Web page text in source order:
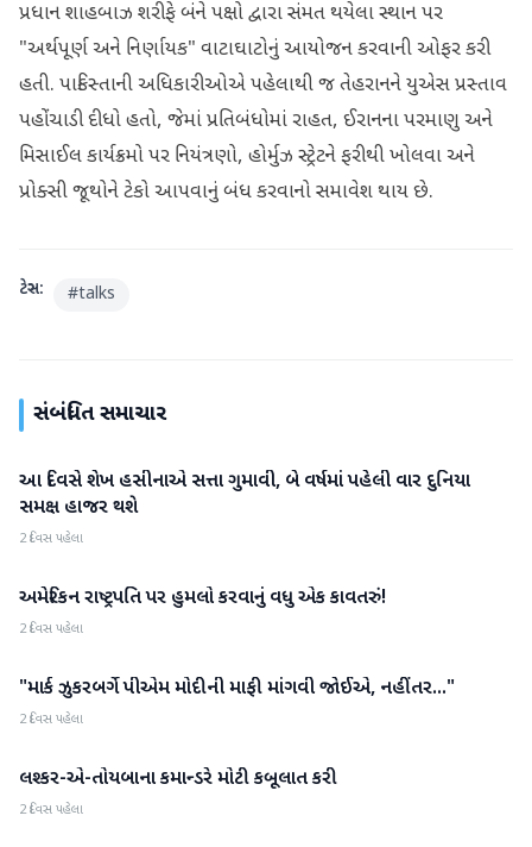
પ્રધાન શાહબાઝ શરીફે બંને પક્ષો દ્વારા સંમત થયેલા સ્થાન પર
"અર્થપૂર્ણ અને નિર્ણાયક" વાટાઘાટોનું આયોજન કરવાની ઓફર કરી
હતી. પાકિસ્તાની અધિકારીઓએ પહેલાથી જ તેહરાનને યુએસ પ્રસ્તાવ
પહોંચાડી દીધો હતો, જેમાં પ્રતિબંધોમાં રાહત, ઈરાનના પરમાણુ અને
મિસાઈલ કાર્યક્રમો પર નિયંત્રણો, હોર્મુઝ સ્ટ્રેટને ફરીથી ખોલવા અને
પ્રોક્સી જૂથોને ટેકો આપવાનું બંધ કરવાનો સમાવેશ થાય છે.
ટેગ્સ: #talks
સંબંધિત સમાચાર
આંતરરાષ્ટ્રીય
આ દિવસે શેખ હસીનાએ સત્તા ગુમાવી, બે વર્ષમાં પહેલી વાર દુનિયા
સમક્ષ હાજર થશે
2 દિવસ પહેલા
આંતરરાષ્ટ્રીય
અમેરિકન રાષ્ટ્રપતિ પર હુમલો કરવાનું વધુ એક કાવતરું!
2 દિવસ પહેલા
આંતરરાષ્ટ્રીય
"માર્ક ઝુકરબર્ગે પીએમ મોદીની માફી માંગવી જોઈએ, નહીંતર..."
2 દિવસ પહેલા
આંતરરાષ્ટ્રીય
લશ્કર-એ-તોયબાના કમાન્ડરે મોટી કબૂલાત કરી
2 દિવસ પહેલા